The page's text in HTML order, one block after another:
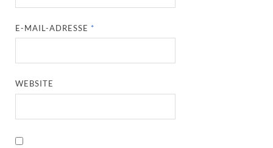
E-MAIL-ADRESSE *
WEBSITE